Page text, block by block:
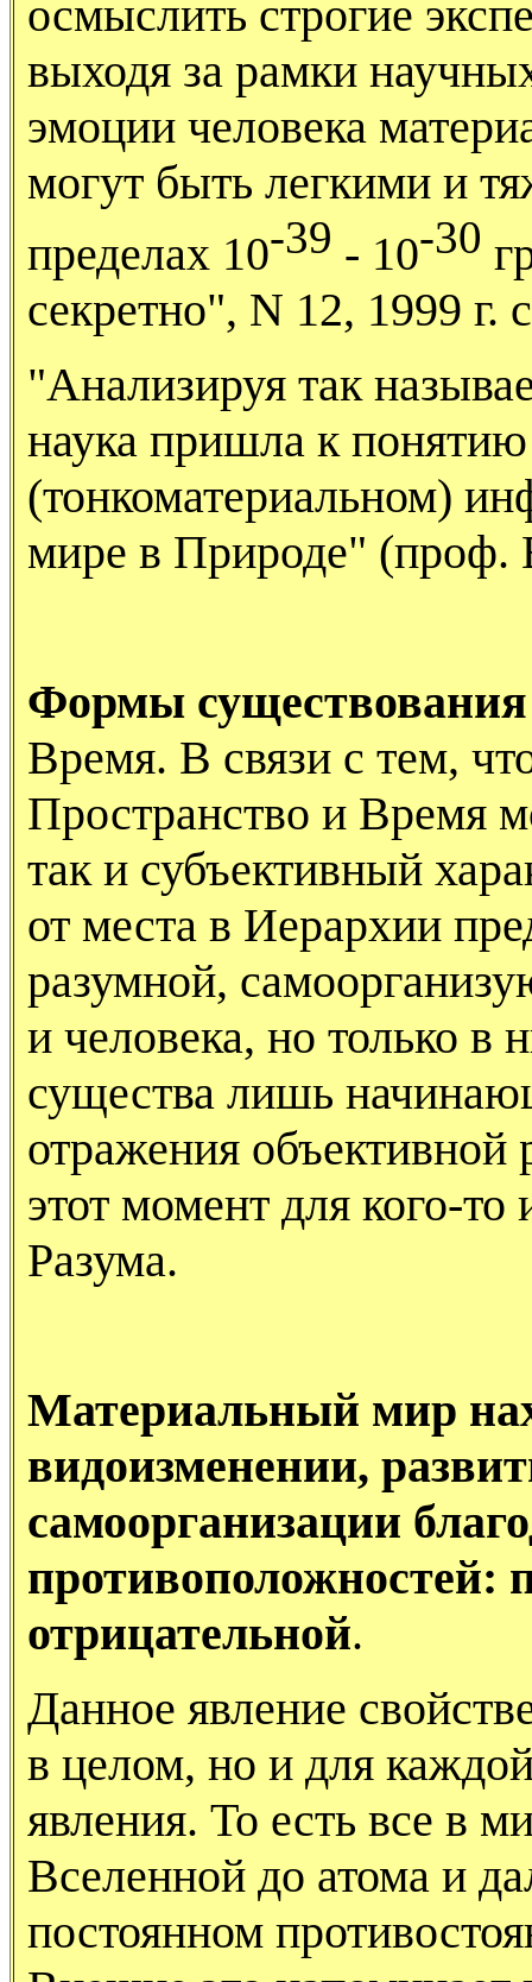
осмыслить строгие
выходя за рамки
эмоции человека
могут быть легкими и
пределах 10-39 - 10-30
секретно", N 12, 1999 г.
"Анализируя так
наука пришла к
(тонкоматериальном)
мире в Природе"
Формы
Время. В связи с тем,
Пространство и Время
так и субъективный
от места в Иерархии
разумной,
и человека, но только в
существа лишь
отражения объективной
этот момент для кого-
Разума.
Материальный мир
видоизменении,
самоорганизации
противоположностей:
отрицательной.
Данное явление
в целом, но и для
явления. То есть все в
Вселенной до атома и
постоянном